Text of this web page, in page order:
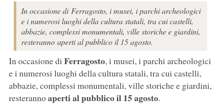
In occasione di Ferragosto, i musei, i parchi archeologici
e i numerosi luoghi della cultura statali, tra cui castelli,
abbazie, complessi monumentali, ville storiche e giardini,
resteranno aperti al pubblico il 15 agosto.
In occasione di Ferragosto, i musei, i parchi archeologici
e i numerosi luoghi della cultura statali, tra cui castelli,
abbazie, complessi monumentali, ville storiche e giardini,
resterannoaperti al pubblico il 15 agosto.